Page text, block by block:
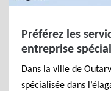
Préférez les
entreprise
Dans la ville de
spécialisée dans